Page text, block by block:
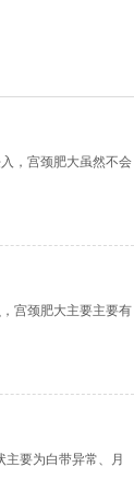
，宫颈肥大虽然不会
宫颈肥大主要主要有
要为白带异常、月